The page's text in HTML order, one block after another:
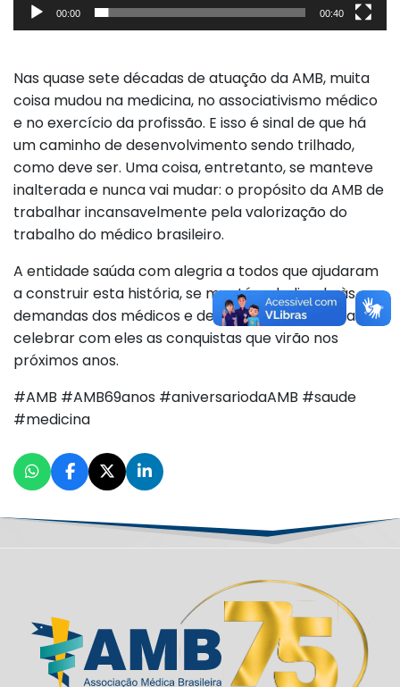
00:00 00:40
Nas quase sete décadas de atuação da AMB, muita
coisa mudou na medicina, no associativismo médico
e no exercício da profissão. E isso é sinal de que há
um caminho de desenvolvimento sendo trilhado,
como deve ser. Uma coisa, entretanto, se manteve
inalterada e nunca vai mudar: o propósito da AMB de
trabalhar incansavelmente pela valorização do
trabalho do médico brasileiro.
A entidade saúda com alegria a todos que ajudaram
a construir esta história, se mantém dedicada às
demandas dos médicos e de porta abertas para
celebrar com eles as conquistas que virão nos
próximos anos.
#AMB #AMB69anos #aniversariodaAMB #saude
#medicina